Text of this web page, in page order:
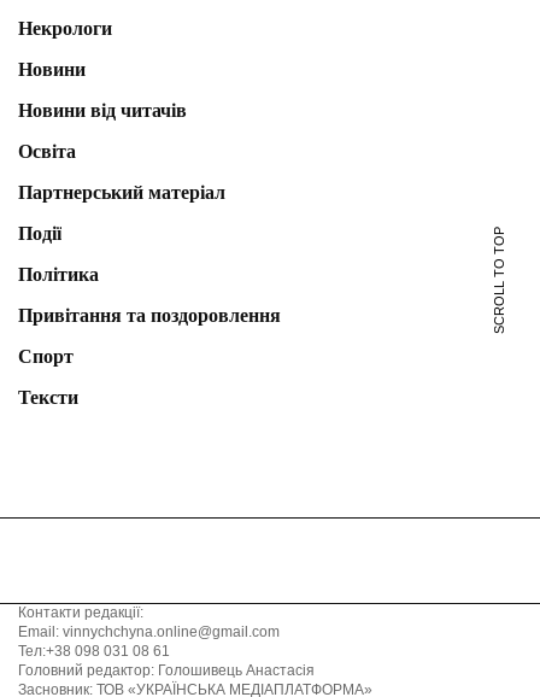
Некрологи
Новини
Новини від читачів
Освіта
Партнерський матеріал
Події
Політика
Привітання та поздоровлення
Спорт
Тексти
SCROLL TO TOP
Контакти редакції:
Email: vinnychchyna.online@gmail.com
Тел:+38 098 031 08 61
Головний редактор: Голошивець Анастасія
Засновник: ТОВ «УКРАЇНСЬКА МЕДІАПЛАТФОРМА»